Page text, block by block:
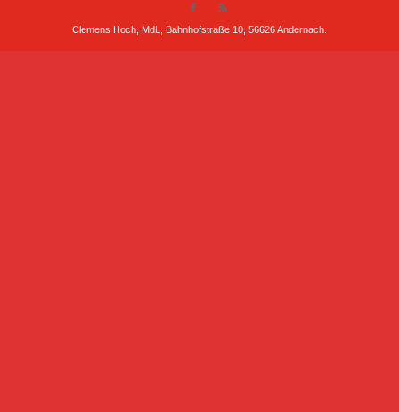
Clemens Hoch, MdL, Bahnhofstraße 10, 56626 Andernach.